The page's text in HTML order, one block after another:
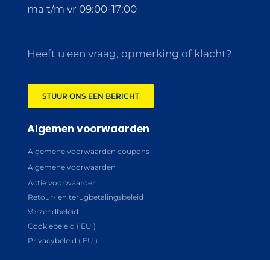
ma t/m vr 09:00-17:00
Heeft u een vraag, opmerking of klacht?
STUUR ONS EEN BERICHT
Algemen voorwaarden
Algemene voorwaarden coupons
Algemene voorwaarden
Actie voorwaarden
Retour- en terugbetalingsbeleid
Verzendbeleid
Cookiebeleid ( EU )
Privacybeleid ( EU )